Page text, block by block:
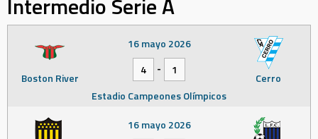
Boston River Cerro
16 mayo 2026
4
-
1
Estadio Campeones Olímpicos
16 mayo 2026